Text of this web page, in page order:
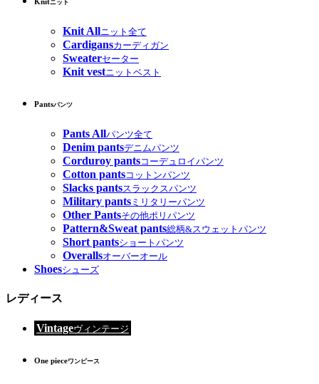
ニット
Knit Allニット全て
Cardigansカーディガン
Sweaterセーター
Knit vestニットベスト
Pantsパンツ
Pants Allパンツ全て
Denim pantsデニムパンツ
Corduroy pantsコーデュロイパンツ
Cotton pantsコットンパンツ
Slacks pantsスラックスパンツ
Military pants ミリタリーパンツ
Other Pantsその他ポリパンツ
Pattern&Sweat pants総柄&スウェットパンツ
Short pantsショートパンツ
Overallsオーバーオール
Shoesシューズ
レディース
Vintageヴィンテージ
One pieceワンピース